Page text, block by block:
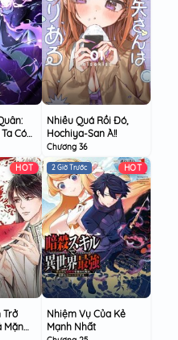
Có
Hạn
Nhiều Quá Rồi Đó,
Hochiya-San À!!
Chương 36
HOT
Trở
Mặn
2 Giờ Trước HOT
Nhiệm Vụ Của Kẻ
Mạnh Nhất